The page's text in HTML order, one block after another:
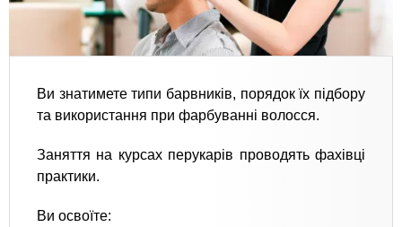
Ви знатимете типи барвників, порядок їх підбору
та використання при фарбуванні волосся.
Заняття на курсах перукарів проводять фахівці
практики.
Ви освоїте: